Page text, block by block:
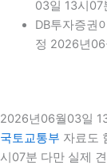
03일 13시07
DB투자증권
정 2026년
2026년06월03일
국토교통부 자료도
시07분 다만 실제